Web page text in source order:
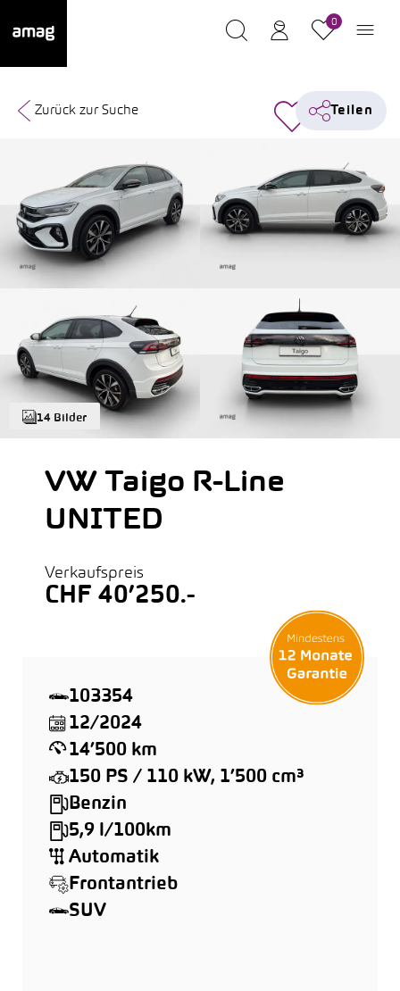
0
14 Bilder
Zurück zur Suche Teilen
VW Taigo R-Line
UNITED
Verkaufspreis
CHF 40’250.-
103354
12/2024
14’500 km
150 PS / 110 kW, 1’500 cm³
Benzin
5,9 l/100km
Automatik
Frontantrieb
SUV